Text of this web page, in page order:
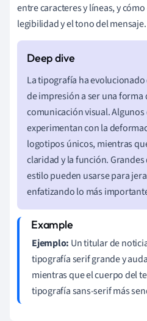
entre caracteres y líneas, y
legibilidad y el tono del mensaje.
La tipografía ha
de impresión a ser una forma
comunicación visual.
experimentan con la
logotipos únicos, mientras
claridad y la función.
estilo pueden usarse para
enfatizando lo más
Ejemplo: Un titular de
tipografía serif grande y
mientras que el cuerpo del
tipografía sans-serif más